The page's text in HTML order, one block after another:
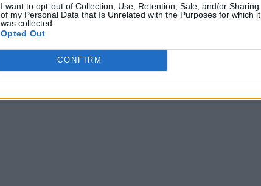
I want to opt-out of Collection, Use, Retention, Sale, and/or Sharing
of my Personal Data that Is Unrelated with the Purposes for which it
was collected.
Opted Out
CONFIRM